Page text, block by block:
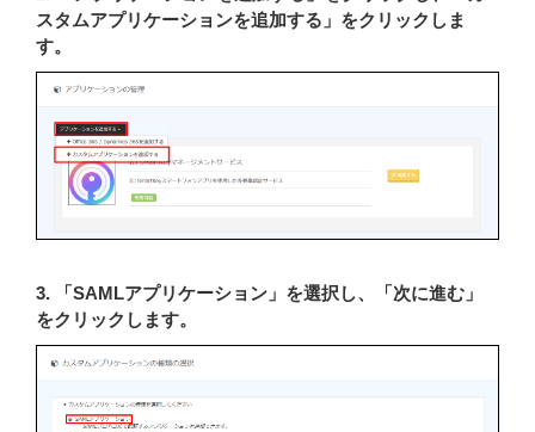
スタムアプリケーションを追加する」をクリックしま
す。
3. 「SAMLアプリケーション」を選択し、「次に進む」
をクリックします。